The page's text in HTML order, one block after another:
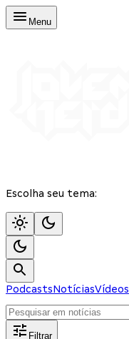
Menu
Escolha seu tema:
PodcastsNotíciasVídeos
Filtrar